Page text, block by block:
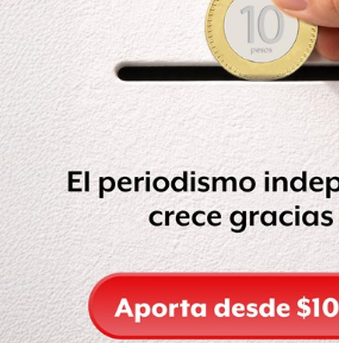
Añadió que “así como es obligación
destino de los recursos y su
políticas, también lo essaber
las instituciones políticas, y en este
los partidos tienen una asignatura